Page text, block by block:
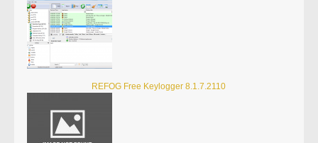
REFOG Free Keylogger 8.1.7.2110